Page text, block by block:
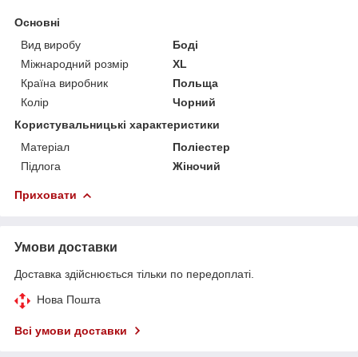
Основні
Вид виробу
Боді
Міжнародний розмір
XL
Країна виробник
Польща
Колір
Чорний
Користувальницькі характеристики
Матеріал
Поліестер
Підлога
Жіночий
Приховати
Умови доставки
Доставка здійснюється тільки по передоплаті.
Нова Пошта
Всі умови доставки